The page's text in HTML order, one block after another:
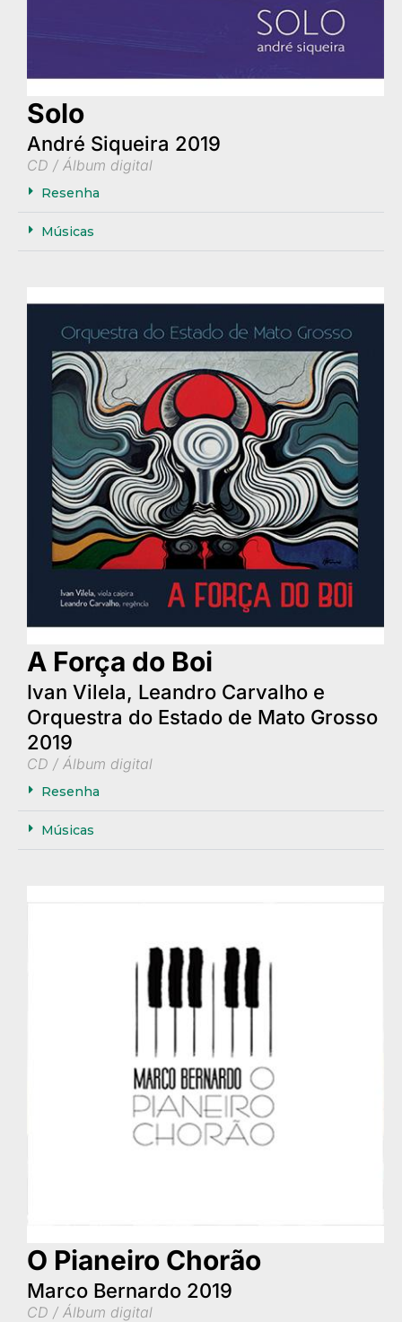
Solo
André Siqueira 2019
CD / Álbum digital
Resenha
Músicas
A Força do Boi
Ivan Vilela, Leandro Carvalho e
Orquestra do Estado de Mato Grosso
2019
CD / Álbum digital
Resenha
Músicas
O Pianeiro Chorão
Marco Bernardo 2019
CD / Álbum digital